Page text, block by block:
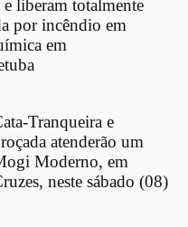
e liberam totalmente
por incêndio em
em
Tranqueira e
atenderão um
Moderno, em
neste sábado (08)